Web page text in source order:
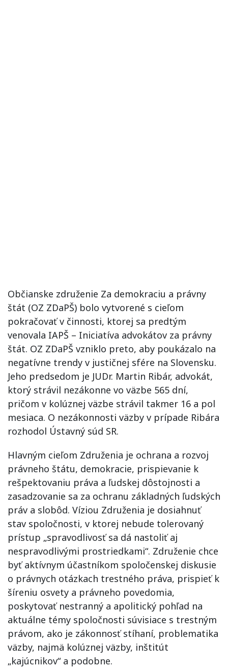
Občianske združenie Za demokraciu a právny
štát (OZ ZDaPŠ) bolo vytvorené s cieľom
pokračovať v činnosti, ktorej sa predtým
venovala IAPŠ – Iniciatíva advokátov za právny
štát. OZ ZDaPŠ vzniklo preto, aby poukázalo na
negatívne trendy v justičnej sfére na Slovensku.
Jeho predsedom je JUDr. Martin Ribár, advokát,
ktorý strávil nezákonne vo väzbe 565 dní,
pričom v kolúznej väzbe strávil takmer 16 a pol
mesiaca. O nezákonnosti väzby v prípade Ribára
rozhodol Ústavný súd SR.
Hlavným cieľom Združenia je ochrana a rozvoj
právneho štátu, demokracie, prispievanie k
rešpektovaniu práva a ľudskej dôstojnosti a
zasadzovanie sa za ochranu základných ľudských
práv a slobôd. Víziou Združenia je dosiahnuť
stav spoločnosti, v ktorej nebude tolerovaný
prístup „spravodlivosť sa dá nastoliť aj
nespravodlivými prostriedkami“. Združenie chce
byť aktívnym účastníkom spoločenskej diskusie
o právnych otázkach trestného práva, prispieť k
šíreniu osvety a právneho povedomia,
poskytovať nestranný a apolitický pohľad na
aktuálne témy spoločnosti súvisiace s trestným
právom, ako je zákonnosť stíhaní, problematika
väzby, najmä kolúznej väzby, inštitút
„kajúcnikov“ a podobne.